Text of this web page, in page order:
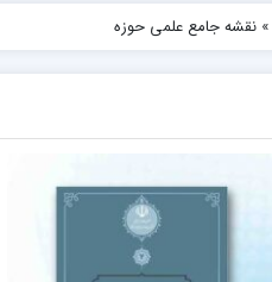
مدرسه علمیه جعفریه
» نقشه جامع علمی حوزه